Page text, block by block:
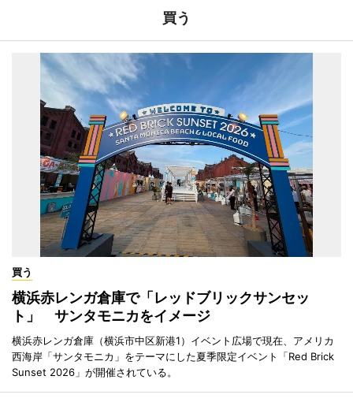
買う
買う
横浜赤レンガ倉庫で「レッドブリックサンセッ
ト」 サンタモニカをイメージ
横浜赤レンガ倉庫（横浜市中区新港1）イベント広場で現在、アメリカ
西海岸「サンタモニカ」をテーマにした夏季限定イベント「Red Brick
Sunset 2026」が開催されている。